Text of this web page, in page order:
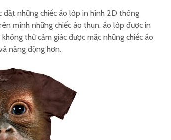
những chiếc áo lớp in hình 2D thông
mình những chiếc áo thun, áo lớp được in
thử cảm giác được mặc những chiếc áo
năng động hơn.